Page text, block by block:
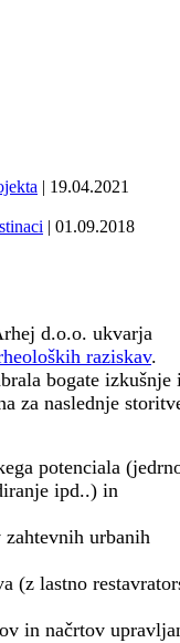
| 19.04.2021
| 01.09.2018
d.o.o. ukvarja
raziskav.
bogate izkušnje
za naslednje
potenciala
ipd..) in
urbanih
(z lastno
in načrtov